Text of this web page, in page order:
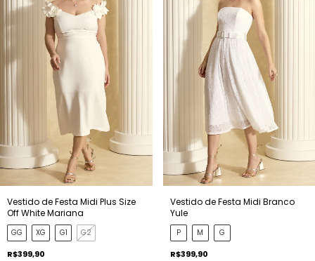
Vestido de Festa Midi Plus Size
Off White Mariana
GG XG G1 G2
R$399,90
Vestido de Festa Midi Branco
Yule
P M G
R$399,90